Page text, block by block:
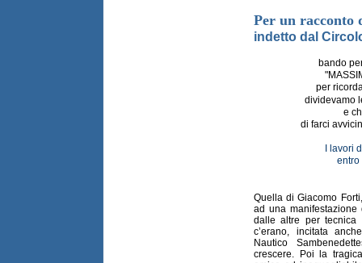
Per un racconto
indetto dal
bando
per
dividevamo
e
di farci
I lavori
Quella di Giacomo
ad una
dalle altre per
c’erano, incitata
Nautico
crescere. Poi la